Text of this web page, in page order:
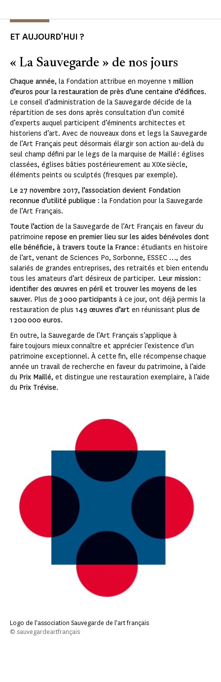
ET AUJOURD'HUI ?
« La Sauvegarde » de nos jours
Chaque année, la Fondation attribue en moyenne 1 million
d’euros pour la restauration de près d’une centaine d’édifices.
Le conseil d’administration de la Sauvegarde décide de la
répartition de ses dons après consultation d’un comité
d’experts auquel participent d’éminents architectes et
historiens d’art. Avec de nouveaux dons et legs la Sauvegarde
de l’Art Français peut désormais élargir son action au-delà du
seul champ défini par le legs de la marquise de Maillé : églises
classées, églises bâties postérieurement au XIXe siècle,
éléments peints ou sculptés (fresques par exemple).
Le 27 novembre 2017, l’association devient Fondation
reconnue d’utilité publique : la Fondation pour la Sauvegarde
de l’Art Français.
Toute l’action de la Sauvegarde de l’Art Français en faveur du
patrimoine repose en premier lieu sur les aides bénévoles dont
elle bénéficie, à travers toute la France : étudiants en histoire
de l’art, venant de Sciences Po, Sorbonne, ESSEC …, des
salariés de grandes entreprises, des retraités et bien entendu
tous les amateurs d’art désireux de participer. Leur mission :
identifier des œuvres en péril et trouver les moyens de les
sauver. Plus de 3 000 participants à ce jour, ont déjà permis la
restauration de plus 149 œuvres d’art en réunissant plus de
1 200 000 euros.
En outre, la Sauvegarde de l’Art Français s’applique à
faire toujours mieux connaître et apprécier l’existence d’un
patrimoine exceptionnel. À cette fin, elle récompense chaque
année un travail de recherche en faveur du patrimoine, à l’aide
du Prix Maillé, et distingue une restauration exemplaire, à l’aide
du Prix Trévise.
Logo de l'association Sauvegarde de l'art français
© sauvegardeartfrançais